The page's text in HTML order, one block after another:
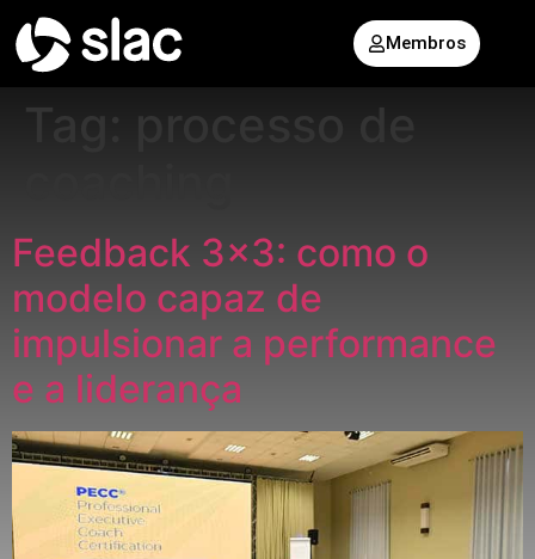
Membros
Tag: processo de
Feedback 3×3: como o
modelo capaz de
impulsionar a performance
e a liderança